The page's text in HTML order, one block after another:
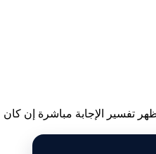
تفسير الإجابة مباشرة إن كان